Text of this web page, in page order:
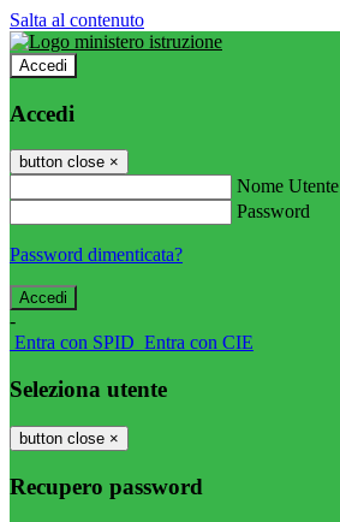
Salta al contenuto
Accedi
Accedi
button close ×
Nome Utente
Password
Password dimenticata?
-
Entra con SPID Entra con CIE
Seleziona utente
button close ×
Recupero password